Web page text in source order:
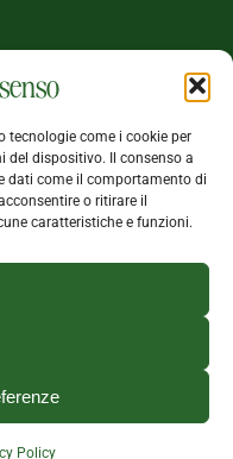
tecnologie come i cookie per
del dispositivo. Il consenso a
dati come il comportamento di
o ritirare il
caratteristiche e funzioni.
Policy